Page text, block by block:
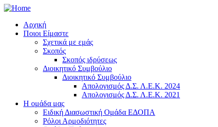
Αρχική
Ποιοι Είμαστε
Σχετικά με εμάς
Σκοπός
Σκοπός ιδρύσεως
Διοικητικό Συμβούλιο
Διοικητικό Συμβούλιο
Απολογισμός Δ.Σ. Λ.Ε.Κ. 2024
Απολογισμός Δ.Σ. Λ.Ε.Κ. 2021
Η ομάδα μας
Ειδική Διασωστική Ομάδα ΕΔΟΠΑ
Ρόλοι Αρμοδιότητες